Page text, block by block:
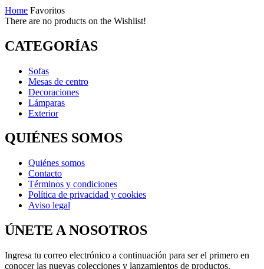
Home Favoritos
There are no products on the Wishlist!
CATEGORÍAS
Sofas
Mesas de centro
Decoraciones
Lámparas
Exterior
QUIÉNES SOMOS
Quiénes somos
Contacto
Términos y condiciones
Política de privacidad y cookies
Aviso legal
ÚNETE A NOSOTROS
Ingresa tu correo electrónico a continuación para ser el primero en
conocer las nuevas colecciones y lanzamientos de productos.